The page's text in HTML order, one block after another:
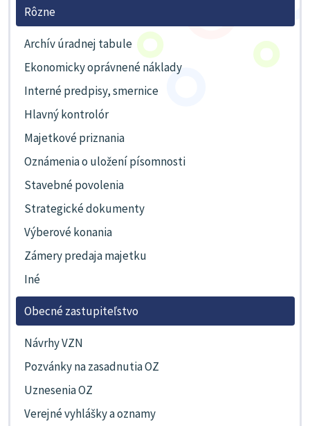
Rôzne
Archív úradnej tabule
Ekonomicky oprávnené náklady
Interné predpisy, smernice
Hlavný kontrolór
Majetkové priznania
Oznámenia o uložení písomnosti
Stavebné povolenia
Strategické dokumenty
Výberové konania
Zámery predaja majetku
Iné
Obecné zastupiteľstvo
Návrhy VZN
Pozvánky na zasadnutia OZ
Uznesenia OZ
Verejné vyhlášky a oznamy